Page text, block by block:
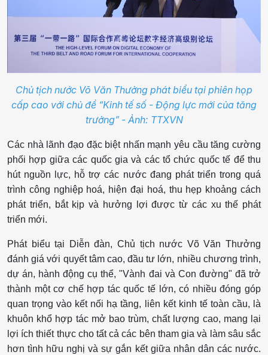
Chủ tịch nước Võ Văn Thưởng phát biểu tại phiên họp
cấp cao với chủ đề “Kinh tế số - Động lực mới của tăng
trưởng” - Ảnh: TTXVN
Các nhà lãnh đạo đặc biệt nhấn mạnh yêu cầu tăng cường
phối hợp giữa các quốc gia và các tổ chức quốc tế để thu
hút nguồn lực, hỗ trợ các nước đang phát triển trong quá
trình công nghiệp hoá, hiện đại hoá, thu hẹp khoảng cách
phát triển, bắt kịp và hưởng lợi được từ các xu thế phát
triển mới.
Phát biểu tại Diễn đàn, Chủ tịch nước Võ Văn Thưởng
đánh giá với quyết tâm cao, đầu tư lớn, nhiều chương trình,
dự án, hành động cụ thể, "Vành đai và Con đường" đã trở
thành một cơ chế hợp tác quốc tế lớn, có nhiều đóng góp
quan trọng vào kết nối hạ tầng, liên kết kinh tế toàn cầu, là
khuôn khổ hợp tác mở bao trùm, chất lượng cao, mang lại
lợi ích thiết thực cho tất cả các bên tham gia và làm sâu sắc
hơn tình hữu nghị và sự gắn kết giữa nhân dân các nước.